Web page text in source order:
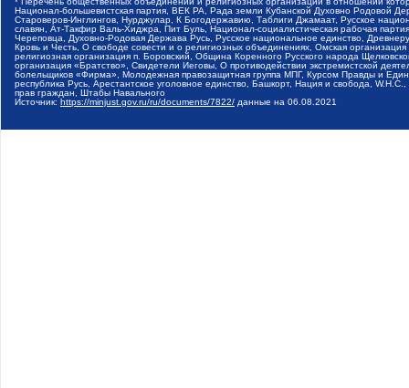
Национал-большевистская партия, ВЕК РА, Рада земли Кубанской Духовно Родовой
Староверов-Инглингов, Нурджулар, К Богодержавию, Таблиги Джамаат, Русское
славян, Ат-Такфир Валь-Хиджра, Пит Буль, Национал-социалистическая рабочая
Череповца, Духовно-Родовая Держава Русь, Русское национальное единство,
Кровь и Честь, О свободе совести и о религиозных объединениях, Омская
религиозная организация п. Боровский, Община Коренного Русского народа
организация «Братство», Свидетели Иеговы, О противодействии экстремистской
болельщиков «Фирма», Молодежная правозащитная группа МПГ, Курсом Правды и
республика Русь, Арестантское уголовное единство, Башкорт, Нация и свобода,
прав граждан, Штабы Навального
Источник: https://minjust.gov.ru/ru/documents/7822/ данные на 06.08.2021